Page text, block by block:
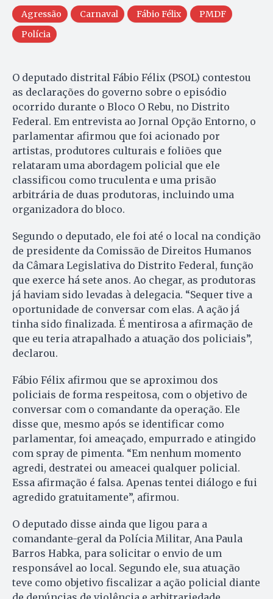
Agressão Carnaval Fábio Félix
PMDF
Polícia
O deputado distrital Fábio Félix (PSOL) contestou
as declarações do governo sobre o episódio
ocorrido durante o Bloco O Rebu, no Distrito
Federal. Em entrevista ao Jornal Opção Entorno, o
parlamentar afirmou que foi acionado por
artistas, produtores culturais e foliões que
relataram uma abordagem policial que ele
classificou como truculenta e uma prisão
arbitrária de duas produtoras, incluindo uma
organizadora do bloco.
Segundo o deputado, ele foi até o local na condição
de presidente da Comissão de Direitos Humanos
da Câmara Legislativa do Distrito Federal, função
que exerce há sete anos. Ao chegar, as produtoras
já haviam sido levadas à delegacia. “Sequer tive a
oportunidade de conversar com elas. A ação já
tinha sido finalizada. É mentirosa a afirmação de
que eu teria atrapalhado a atuação dos policiais”,
declarou.
Fábio Félix afirmou que se aproximou dos
policiais de forma respeitosa, com o objetivo de
conversar com o comandante da operação. Ele
disse que, mesmo após se identificar como
parlamentar, foi ameaçado, empurrado e atingido
com spray de pimenta. “Em nenhum momento
agredi, destratei ou ameacei qualquer policial.
Essa afirmação é falsa. Apenas tentei diálogo e fui
agredido gratuitamente”, afirmou.
O deputado disse ainda que ligou para a
comandante-geral da Polícia Militar, Ana Paula
Barros Habka, para solicitar o envio de um
responsável ao local. Segundo ele, sua atuação
teve como objetivo fiscalizar a ação policial diante